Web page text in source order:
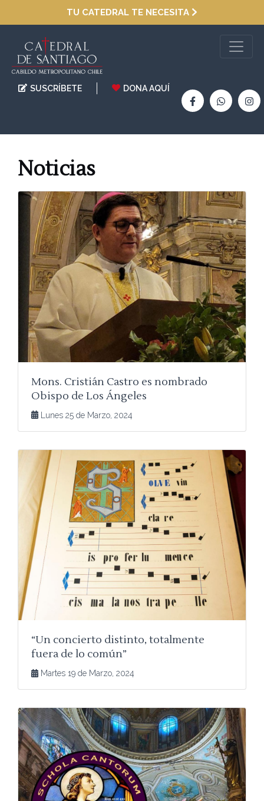
TU CATEDRAL TE NECESITA
SUSCRÍBETE DONA AQUÍ
Noticias
Mons. Cristián Castro es nombrado
Obispo de Los Ángeles
Lunes 25 de Marzo, 2024
“Un concierto distinto, totalmente
fuera de lo común”
Martes 19 de Marzo, 2024